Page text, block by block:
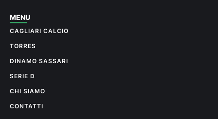
MENU
CAGLIARI CALCIO
TORRES
DINAMO SASSARI
SERIE D
CHI SIAMO
CONTATTI